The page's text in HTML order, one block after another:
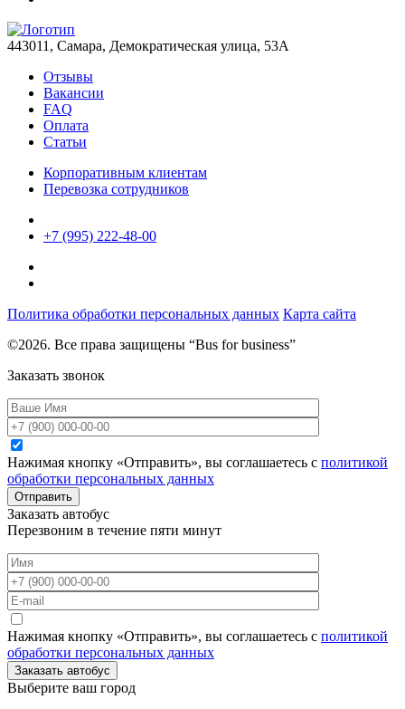
443011, Самара, Демократическая улица, 53А
Отзывы
Вакансии
FAQ
Оплата
Статьи
Корпоративным клиентам
Перевозка сотрудников
+7 (995) 222-48-00
Политика обработки персональных данных Карта сайта
©2026. Все права защищены “Bus for business”
Заказать звонок
Нажимая кнопку «Отправить», вы соглашаетесь с политикой
обработки персональных данных
Отправить
Заказать автобус
Перезвоним в течение пяти минут
Нажимая кнопку «Отправить», вы соглашаетесь с политикой
обработки персональных данных
Заказать автобус
Выберите ваш город